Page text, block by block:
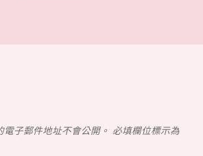
子郵件地址不會公開。 必填欄位標示為